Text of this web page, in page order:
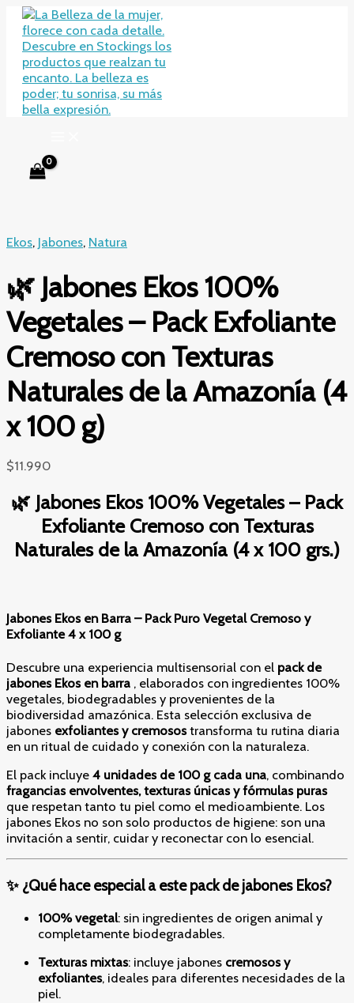
contenido
Ekos, Jabones, Natura
🌿 Jabones Ekos 100%
Vegetales – Pack Exfoliante
Cremoso con Texturas
Naturales de la Amazonía (4
x 100 g)
$11.990
🌿 Jabones Ekos 100% Vegetales – Pack
Exfoliante Cremoso con Texturas
Naturales de la Amazonía (4 x 100 grs.)
Jabones Ekos en Barra – Pack Puro Vegetal Cremoso y
Exfoliante 4 x 100 g
Descubre una experiencia multisensorial con el pack de
jabones Ekos en barra , elaborados con ingredientes 100%
vegetales, biodegradables y provenientes de la
biodiversidad amazónica. Esta selección exclusiva de
jabones exfoliantes y cremosostransforma tu rutina diaria
en un ritual de cuidado y conexión con la naturaleza.
El pack incluye 4 unidades de 100 g cada una, combinando
fragancias envolventes, texturas únicas y fórmulas puras
que respetan tanto tu piel como el medioambiente. Los
jabones Ekos no son solo productos de higiene: son una
invitación a sentir, cuidar y reconectar con lo esencial.
✨ ¿Qué hace especial a este pack de jabones Ekos?
100% vegetal: sin ingredientes de origen animal y
completamente biodegradables.
Texturas mixtas: incluye jabones cremosos y
exfoliantes, ideales para diferentes necesidades de la
piel.